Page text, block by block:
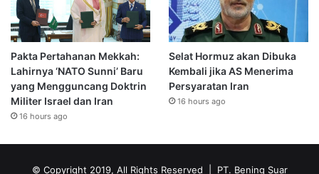
Pakta Pertahanan Mekkah:
Lahirnya ‘NATO Sunni’ Baru
yang Mengguncang Doktrin
Militer Israel dan Iran
16 hours ago
Selat Hormuz akan Dibuka
Kembali jika AS Menerima
Persyaratan Iran
16 hours ago
© Copyright 2019, All Rights Reserved | PT. Bening Suar